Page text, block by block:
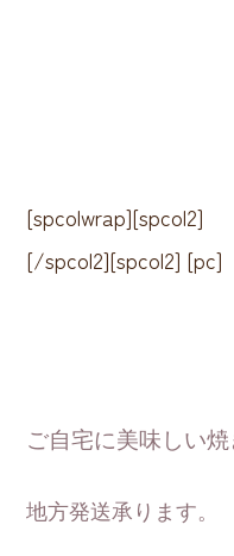
[spcolwrap][spcol2]
[/spcol2][spcol2] [pc]
ご自宅に美味しい焼
地方発送承ります。